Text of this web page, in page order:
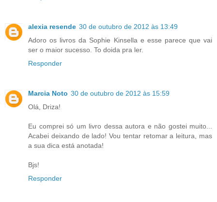
alexia resende 30 de outubro de 2012 às 13:49
Adoro os livros da Sophie Kinsella e esse parece que vai
ser o maior sucesso. To doida pra ler.
Responder
Marcia Noto 30 de outubro de 2012 às 15:59
Olá, Driza!
Eu comprei só um livro dessa autora e não gostei muito...
Acabei deixando de lado! Vou tentar retomar a leitura, mas
a sua dica está anotada!
Bjs!
Responder